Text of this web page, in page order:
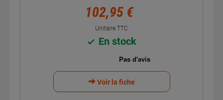
102,95 €
Unitaire TTC
En stock
Voir la fiche